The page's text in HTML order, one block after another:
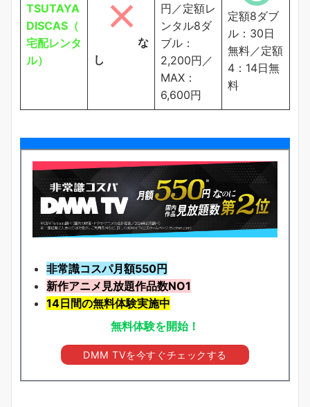
TSUTAYA
DISCAS（
宅配レンタ
ル）
な
し
円／定額レ
ンタル8ダ
ブル：
2,200円／
MAX：
6,600円
定額8ダブ
ル：30日
無料／定額
4：14日無
料
非常識コスパ月額550円
新作アニメ見放題作品数NO1
14日間の無料体験実施中
無料体験を開始！
DMM TVを今すぐチェックする